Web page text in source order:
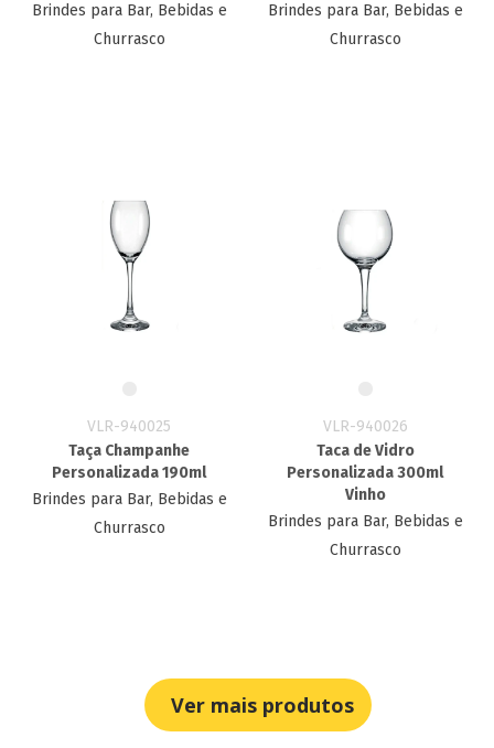
Brindes para Bar, Bebidas e
Churrasco
Brindes para Bar, Bebidas e
Churrasco
VLR-940025
Taça Champanhe
Personalizada 190ml
Brindes para Bar, Bebidas e
Churrasco
VLR-940026
Taca de Vidro
Personalizada 300ml
Vinho
Brindes para Bar, Bebidas e
Churrasco
Ver mais produtos